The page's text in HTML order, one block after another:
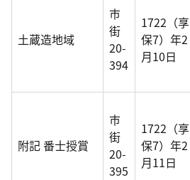
土蔵造地域
市
街
20-
394
1722（享
保7）年2
月10日
附記 番士授賞
市
街
20-
395
1722（享
保7）年2
月11日